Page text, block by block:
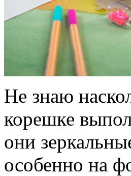
Не знаю
корешке
они
особенно на